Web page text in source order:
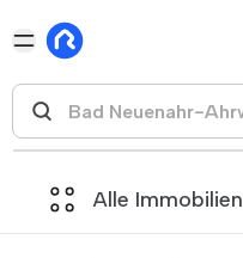
Alle Immobilien